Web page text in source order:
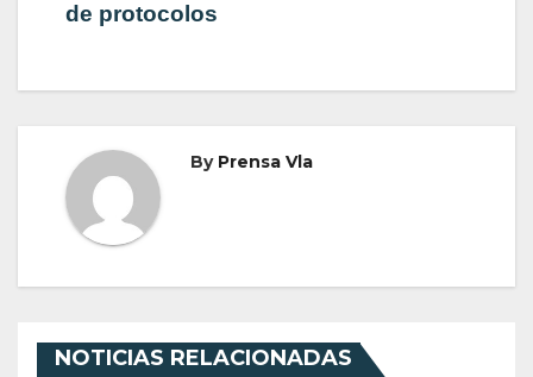
de protocolos
By Prensa Vla
NOTICIAS RELACIONADAS